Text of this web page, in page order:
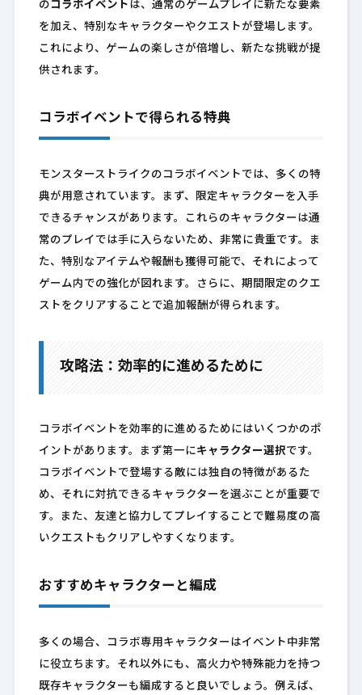
の コラボイベント は、通常のゲームプレイに新たな要素
を加え、特別なキャラクターやクエストが登場します。
これにより、ゲームの楽しさが倍増し、新たな挑戦が提
供されます。
コラボイベントで得られる特典
モンスターストライクのコラボイベントでは、多くの特
典が用意されています。まず、限定キャラクターを入手
できるチャンスがあります。これらのキャラクターは通
常のプレイでは手に入らないため、非常に貴重です。ま
た、特別なアイテムや報酬も獲得可能で、それによって
ゲーム内での強化が図れます。さらに、期間限定のクエ
ストをクリアすることで追加報酬が得られます。
攻略法：効率的に進めるために
コラボイベントを効率的に進めるためにはいくつかのポ
イントがあります。まず第一にキャラクター選択です。
コラボイベントで登場する敵には独自の特徴があるた
め、それに対抗できるキャラクターを選ぶことが重要で
す。また、友達と協力してプレイすることで難易度の高
いクエストもクリアしやすくなります。
おすすめキャラクターと編成
多くの場合、コラボ専用キャラクターはイベント中非常
に役立ちます。それ以外にも、高火力や特殊能力を持つ
既存キャラクターも編成すると良いでしょう。例えば、